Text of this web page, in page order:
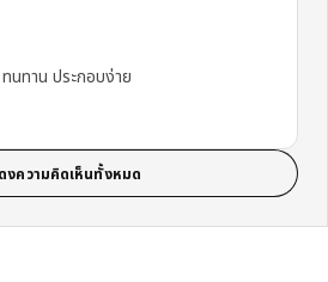
ห็น: 5 จาก 5 ดาว
นทาน ประกอบง่าย
งความคิดเห็นทั้งหมด